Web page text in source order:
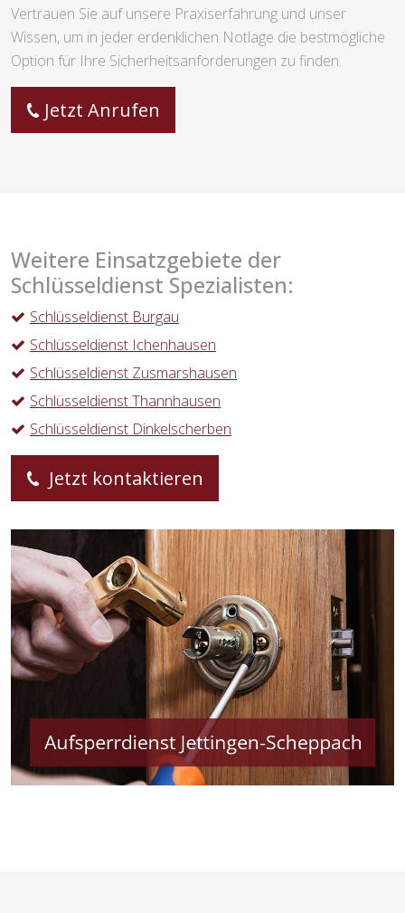
Vertrauen Sie auf unsere Praxiserfahrung und unser
Wissen, um in jeder erdenklichen Notlage die bestmögliche
Option für Ihre Sicherheitsanforderungen zu finden.
Jetzt Anrufen
Weitere Einsatzgebiete der
Schlüsseldienst Spezialisten:
Schlüsseldienst Burgau
Schlüsseldienst Ichenhausen
Schlüsseldienst Zusmarshausen
Schlüsseldienst Thannhausen
Schlüsseldienst Dinkelscherben
Jetzt kontaktieren